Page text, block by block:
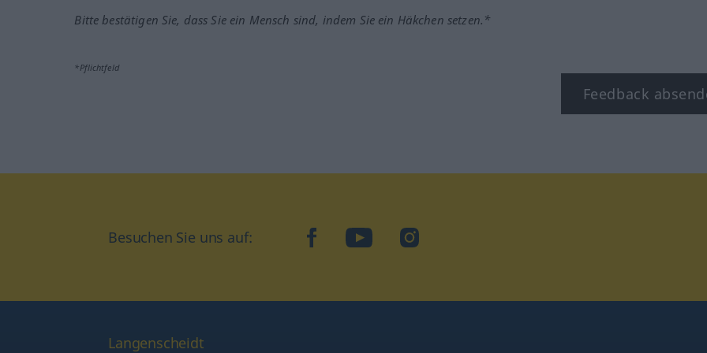
Bitte bestätigen Sie, dass Sie ein Mensch sind, indem Sie ein Häkchen setzen.*
*Pflichtfeld
Feedback
Besuchen Sie uns auf: facebookYouTubeInstagram
Langenscheidt